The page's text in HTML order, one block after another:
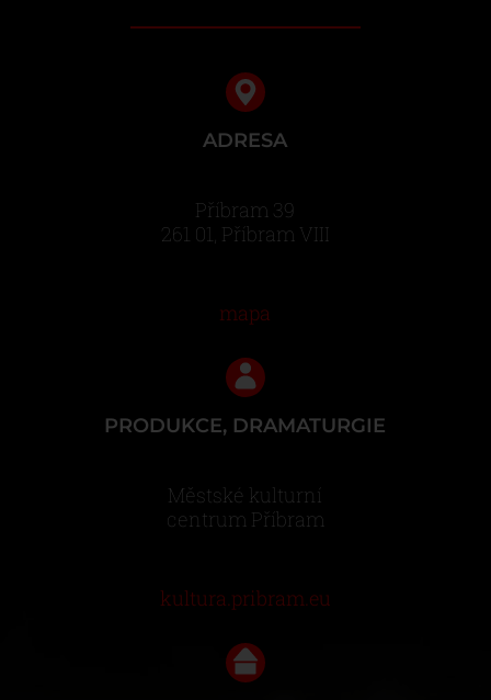
ADRESA
Příbram 39
261 01, Příbram VIII
mapa
PRODUKCE, DRAMATURGIE
Městské kulturní
centrum Příbram
kultura.pribram.eu